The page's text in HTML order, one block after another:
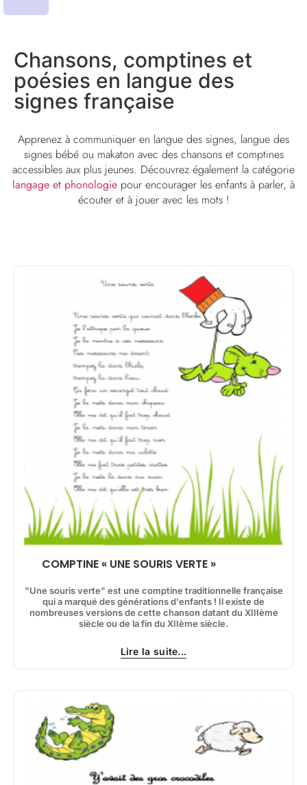
Chansons, comptines et
poésies en langue des
signes française
Apprenez à communiquer en langue des signes, langue des
signes bébé ou makaton avec des chansons et comptines
accessibles aux plus jeunes. Découvrez également la catégorie
langage et phonologie pour encourager les enfants à parler, à
écouter et à jouer avec les mots !
COMPTINE « UNE SOURIS VERTE »
"Une souris verte" est une comptine traditionnelle française
qui a marqué des générations d'enfants ! Il existe de
nombreuses versions de cette chanson datant du XIIIème
siècle ou de la fin du XIIème siècle.
Lire la suite...